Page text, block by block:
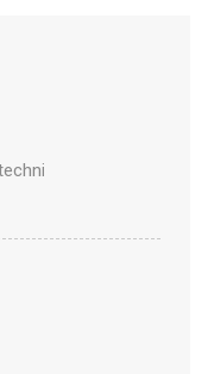
SA-2M válcová